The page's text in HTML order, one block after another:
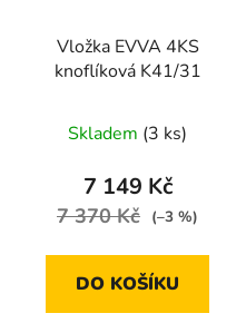
Vložka EVVA 4KS
knoflíková K41/31
Skladem (3 ks)
7 149 Kč
7 370 Kč (–3 %)
DO KOŠÍKU